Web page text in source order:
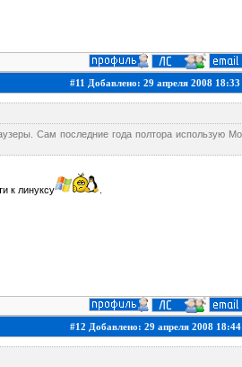
#11 Добавлено: 29 апреля 2008 18:33
Сам последние года полтора использую
к линуксу
#12 Добавлено: 29 апреля 2008 18:44